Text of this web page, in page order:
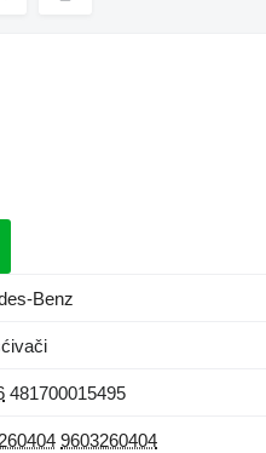
Benz
481700015495
9603260404